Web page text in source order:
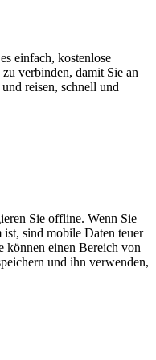
einfach, kostenlose
verbinden, damit Sie an
reisen, schnell und
Sie offline. Wenn Sie
sind mobile Daten teuer
können einen Bereich von
und ihn verwenden,